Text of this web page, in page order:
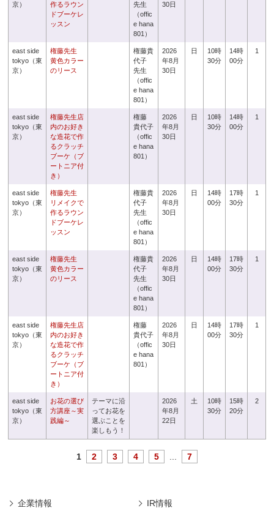
京）
作るラウン
ドブーケレ
ッスン
先生
（offic
e hana
801）
30日
east side
tokyo（東
京）
権藤先生
黄色カラー
のリース
権藤貴
代子
先生
（offic
e hana
801）
2026
年8月
30日
日
10時
30分
14時
00分
1
east side
tokyo（東
京）
権藤先生店
内のお好き
な造花で作
るクラッチ
ブーケ（ブ
ートニア付
き）
権藤
貴代子
（offic
e hana
801）
2026
年8月
30日
日
10時
30分
14時
00分
1
east side
tokyo（東
京）
権藤先生
リメイクで
作るラウン
ドブーケレ
ッスン
権藤貴
代子
先生
（offic
e hana
801）
2026
年8月
30日
日
14時
00分
17時
30分
1
east side
tokyo（東
京）
権藤先生
黄色カラー
のリース
権藤貴
代子
先生
（offic
e hana
801）
2026
年8月
30日
日
14時
00分
17時
30分
1
east side
tokyo（東
京）
権藤先生店
内のお好き
な造花で作
るクラッチ
ブーケ（ブ
ートニア付
き）
権藤
貴代子
（offic
e hana
801）
2026
年8月
30日
日
14時
00分
17時
30分
1
east side
tokyo（東
京）
お花の選び
方講座～実
践編～
テーマに沿
ってお花を
選ぶことを
楽しもう！
2026
年8月
22日
土
10時
30分
15時
20分
2
1 2 3 4 5 7
企業情報 IR情報